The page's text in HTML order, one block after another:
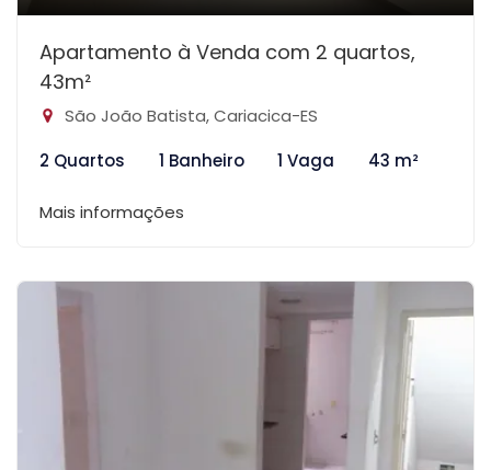
Apartamento à Venda com 2 quartos,
43m²
São João Batista, Cariacica-ES
2 Quartos
1 Banheiro 1 Vaga 43 m²
Mais informações